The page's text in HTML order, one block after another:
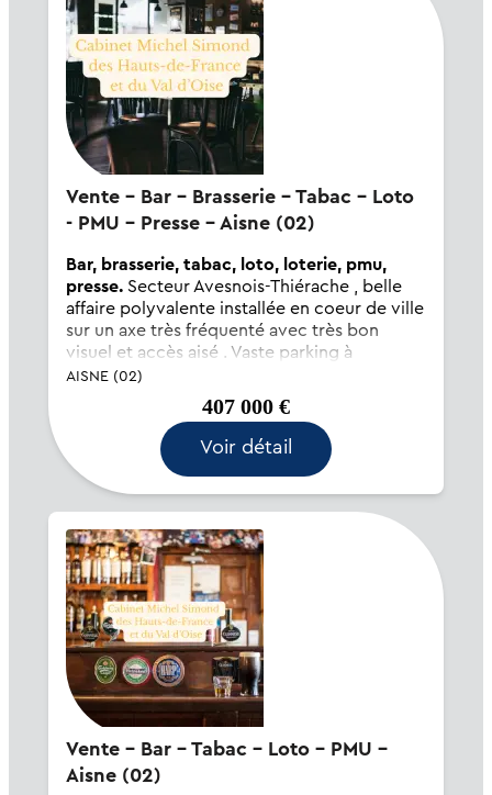
Vente - Bar - Brasserie - Tabac - Loto
- PMU - Presse - Aisne (02)
Bar, brasserie, tabac, loto, loterie, pmu,
presse.Secteur Avesnois-Thiérache , belle
affaire polyvalente installée en coeur de ville
sur un axe très fréquenté avec très bon
visuel et accès aisé . Vaste parking à
proximité . Diversité des activités engendre
une bonne fréquentation avec une clientèl...
AISNE (02)
407 000 €
Voir détail
Vente - Bar - Tabac - Loto - PMU -
Aisne (02)